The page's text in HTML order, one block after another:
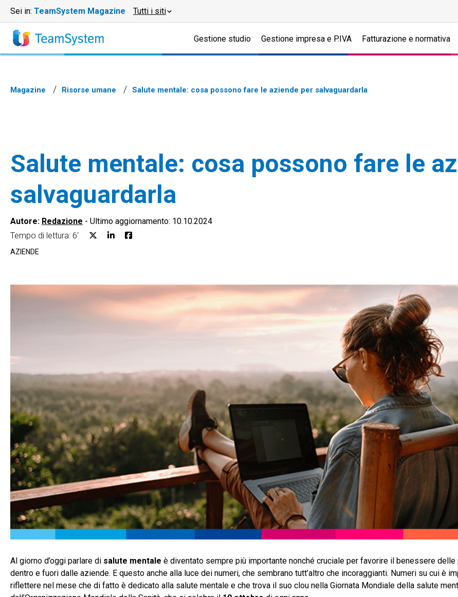
Sei in: TeamSystem Magazine Tutti i siti
Gestione studio Gestione impresa e P.IVA Fatturazione e normativa
Magazine Risorse umane Salute mentale: cosa possono fare le aziende per salvaguardarla
Salute mentale: cosa possono fare le
salvaguardarla
Autore: Redazione - Ultimo aggiornamento: 10.10.2024
Tempo di lettura: 6'
AZIENDE
Al giorno d’oggi parlare di salute mentale è diventato sempre più importante nonché cruciale per favorire il benessere delle
dentro e fuori dalle aziende. E questo anche alla luce dei numeri, che sembrano tutt’altro che incoraggianti. Numeri su cui è
riflettere nel mese che di fatto è dedicato alla salute mentale e che trova il suo clou nella Giornata Mondiale della salute